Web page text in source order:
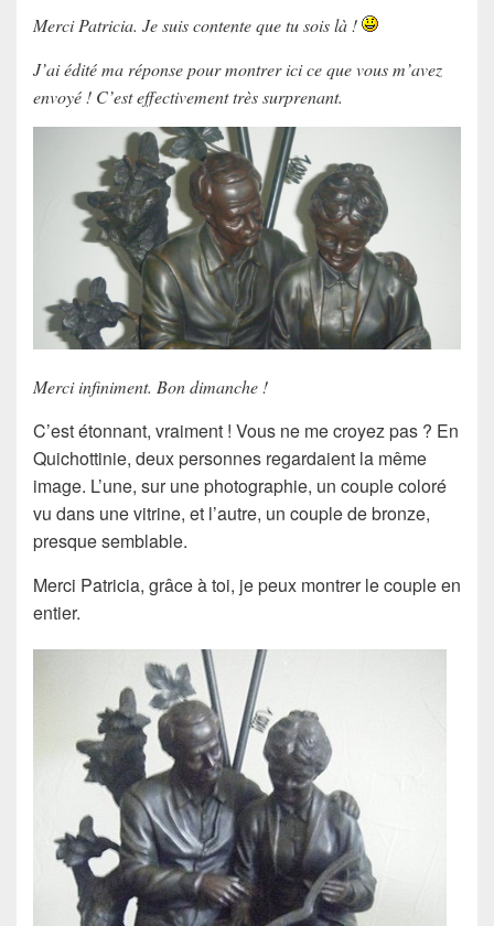
Merci Patricia. Je suis contente que tu sois là !
J’ai édité ma réponse pour montrer ici ce que vous m’avez
envoyé ! C’est effectivement très surprenant.
Merci infiniment. Bon dimanche !
C’est étonnant, vraiment ! Vous ne me croyez pas ? En
Quichottinie, deux personnes regardaient la même
image. L’une, sur une photographie, un couple coloré
vu dans une vitrine, et l’autre, un couple de bronze,
presque semblable.
Merci Patricia, grâce à toi, je peux montrer le couple en
entier.